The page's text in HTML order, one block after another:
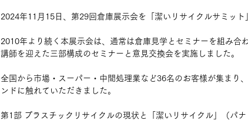
2024年11月15日、第29回倉庫展示会を「潔いリサイクルサミット
2010年より続く本展示会は、通常は倉庫見学とセミナーを組み合
講師を迎えた三部構成のセミナーと意見交換会を実施しました。
全国から市場・スーパー・中間処理業など36名のお客様が集まり
ンドに触れていただきました。
第1部 プラスチックリサイクルの現状と「潔いリサイクル」（パナ